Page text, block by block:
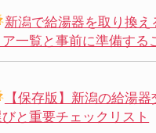
新潟で給湯器を取り換え
ア一覧と事前に準備する
【保存版】新潟の給湯
と重要チェックリスト